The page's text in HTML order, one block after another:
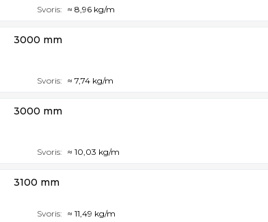
Svoris: ≈ 8,96 kg/m
3000 mm
Svoris: ≈ 7,74 kg/m
3000 mm
Svoris: ≈ 10,03 kg/m
3100 mm
Svoris: ≈ 11,49 kg/m